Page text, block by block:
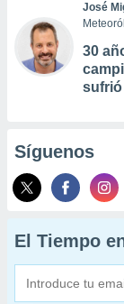
José
30
sufrió
Síguenos
El Tiempo